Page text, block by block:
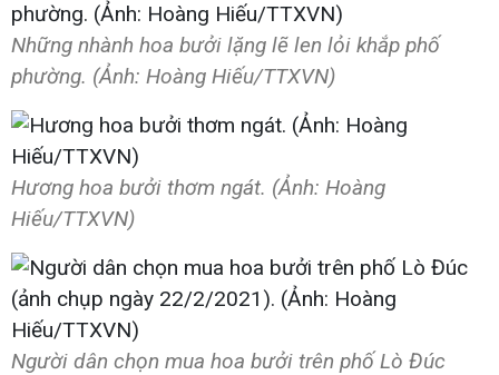
Những nhành hoa bưởi lặng lẽ len lỏi khắp phố
phường. (Ảnh: Hoàng Hiếu/TTXVN)
Hương hoa bưởi thơm ngát. (Ảnh: Hoàng
Hiếu/TTXVN)
Người dân chọn mua hoa bưởi trên phố Lò Đúc